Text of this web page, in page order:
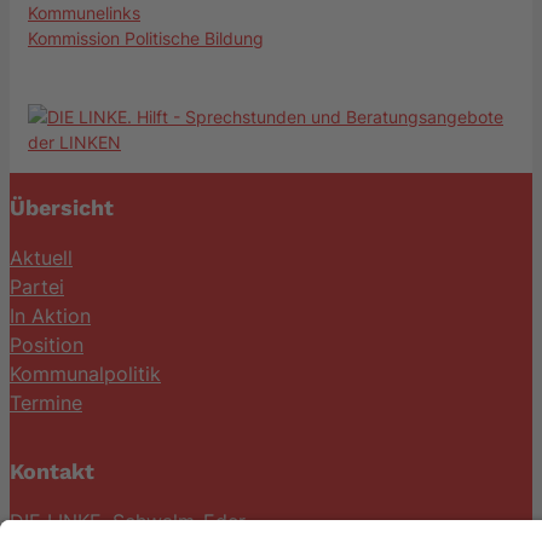
Kommunelinks
Kommission Politische Bildung
Übersicht
Aktuell
Partei
In Aktion
Position
Kommunalpolitik
Termine
Kontakt
DIE LINKE. Schwalm-Eder